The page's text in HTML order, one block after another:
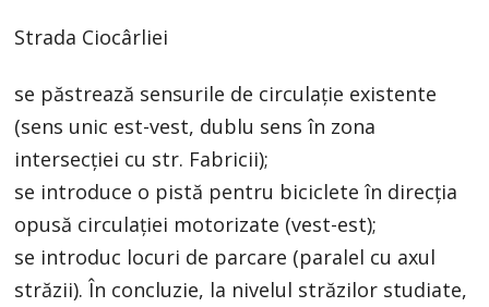
Strada Ciocârliei
se păstrează sensurile de circulație existente
(sens unic est-vest, dublu sens în zona
intersecției cu str. Fabricii);
se introduce o pistă pentru biciclete în direcția
opusă circulației motorizate (vest-est);
se introduc locuri de parcare (paralel cu axul
străzii). În concluzie, la nivelul străzilor studiate,